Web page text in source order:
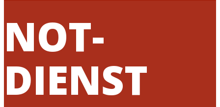
NOT-
DIENST